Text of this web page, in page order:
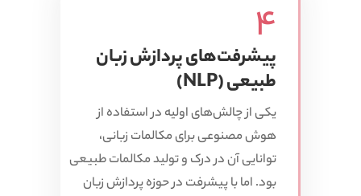
4
پیشرفت‌های پردازش زبان
طبیعی (NLP)
یکی از چالش‌های اولیه در استفاده از
هوش مصنوعی برای مکالمات زبانی،
توانایی آن در درک و تولید مکالمات طبیعی
بود. اما با پیشرفت در حوزه پردازش زبان